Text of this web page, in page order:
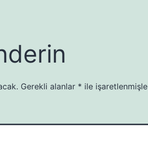
Gerekli alanlar * ile